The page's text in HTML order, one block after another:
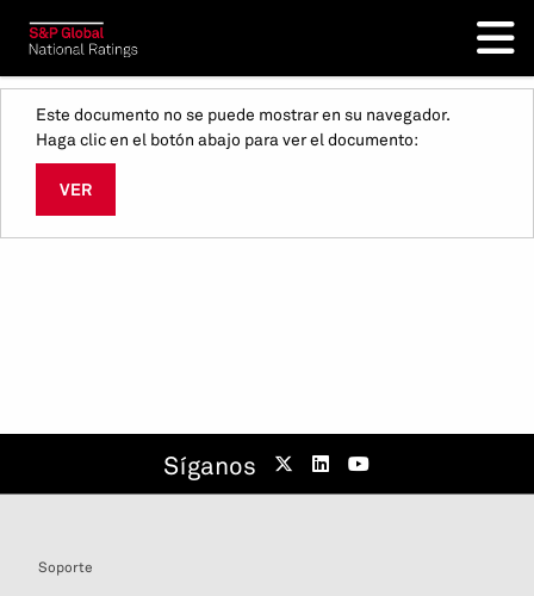
Este documento no se puede mostrar en su navegador.
Haga clic en el botón abajo para ver el documento:
VER
Síganos
Soporte